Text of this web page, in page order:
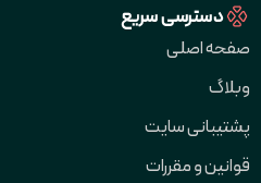
دسترسی سریع
صفحه اصلی
وبلاگ
پشتیبانی سایت
قوانین و مقررات